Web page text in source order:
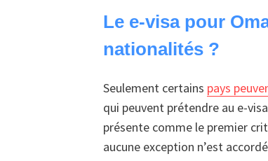
Le e-visa pour
nationalités ?
Seulement certains pays
qui peuvent prétendre au e-
présente comme le premier
aucune exception n’est